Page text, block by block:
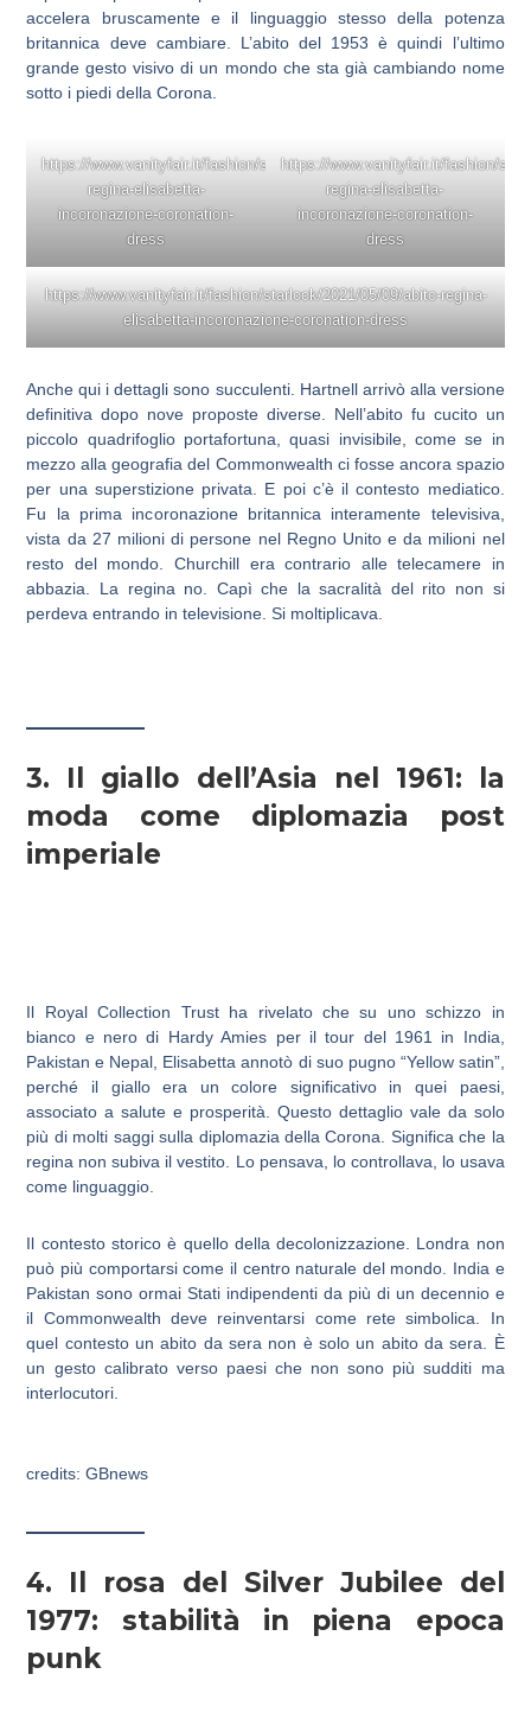
accelera bruscamente e il linguaggio stesso della potenza
britannica deve cambiare. L’abito del 1953 è quindi l’ultimo
grande gesto visivo di un mondo che sta già cambiando nome
sotto i piedi della Corona.
https://www.vanityfair.it/fashion/starlook/2021/05/09/abito-
regina-elisabetta-
incoronazione-coronation-
dress
https://www.vanityfair.it/fashion/
regina-elisabetta-
incoronazione-coronation-
dress
https://www.vanityfair.it/fashion/starlook/2021/05/09/abito-regina-
elisabetta-incoronazione-coronation-dress
Anche qui i dettagli sono succulenti. Hartnell arrivò alla versione
definitiva dopo nove proposte diverse. Nell’abito fu cucito un
piccolo quadrifoglio portafortuna, quasi invisibile, come se in
mezzo alla geografia del Commonwealth ci fosse ancora spazio
per una superstizione privata. E poi c’è il contesto mediatico.
Fu la prima incoronazione britannica interamente televisiva,
vista da 27 milioni di persone nel Regno Unito e da milioni nel
resto del mondo. Churchill era contrario alle telecamere in
abbazia. La regina no. Capì che la sacralità del rito non si
perdeva entrando in televisione. Si moltiplicava.
3. Il giallo dell’Asia nel 1961: la
moda come diplomazia post
imperiale
Il Royal Collection Trust ha rivelato che su uno schizzo in
bianco e nero di Hardy Amies per il tour del 1961 in India,
Pakistan e Nepal, Elisabetta annotò di suo pugno “Yellow satin”,
perché il giallo era un colore significativo in quei paesi,
associato a salute e prosperità. Questo dettaglio vale da solo
più di molti saggi sulla diplomazia della Corona. Significa che la
regina non subiva il vestito. Lo pensava, lo controllava, lo usava
come linguaggio.
Il contesto storico è quello della decolonizzazione. Londra non
può più comportarsi come il centro naturale del mondo. India e
Pakistan sono ormai Stati indipendenti da più di un decennio e
il Commonwealth deve reinventarsi come rete simbolica. In
quel contesto un abito da sera non è solo un abito da sera. È
un gesto calibrato verso paesi che non sono più sudditi ma
interlocutori.
credits: GBnews
4. Il rosa del Silver Jubilee del
1977: stabilità in piena epoca
punk